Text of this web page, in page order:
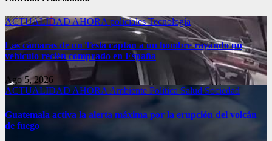
ACTUALIDADAHORA policialesTecnología
Las cámaras de un Tesla captan a un hombre rayando un
vehículo recién comprado en España
Ago 5, 2026
ACTUALIDAD AHORAAmbiente Politica Salud Sociedad
Guatemala activa la alerta máxima por la erupción del volcán
de fuego